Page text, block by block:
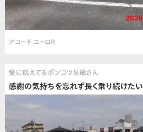
アコード ユーロR
愛に飢えてるポンコツ呆爺さん
感謝の気持ちを忘れず長く乗り続けたい